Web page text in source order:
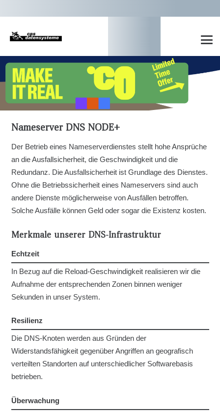
Nameserver DNS NODE+
Der Betrieb eines Nameserverdienstes stellt hohe Ansprüche
an die Ausfallsicherheit, die Geschwindigkeit und die
Redundanz. Die Ausfallsicherheit ist Grundlage des Dienstes.
Ohne die Betriebssicherheit eines Nameservers sind auch
andere Dienste möglicherweise von Ausfällen betroffen.
Solche Ausfälle können Geld oder sogar die Existenz kosten.
Merkmale unserer DNS-Infrastruktur
Echtzeit
In Bezug auf die Reload-Geschwindigkeit realisieren wir die
Aufnahme der entsprechenden Zonen binnen weniger
Sekunden in unser System.
Resilienz
Die DNS-Knoten werden aus Gründen der
Widerstandsfähigkeit gegenüber Angriffen an geografisch
verteilten Standorten auf unterschiedlicher Softwarebasis
betrieben.
Überwachung